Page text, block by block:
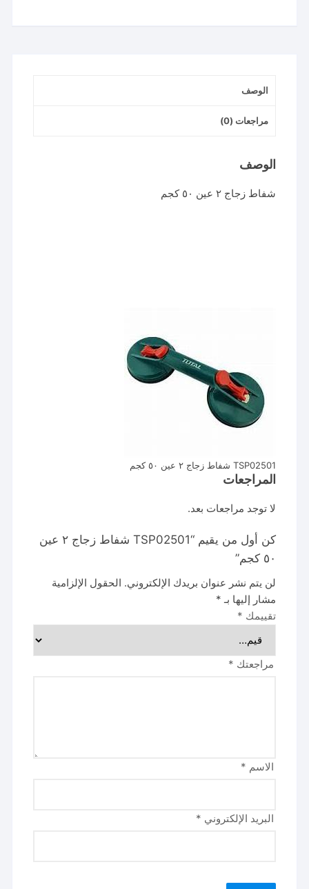
الوصف
مراجعات (0)
الوصف
شفاط زجاج ٢ عين ٥٠ كجم
TSP02501 شفاط زجاج ٢ عين ٥٠ كجم
المراجعات
لا توجد مراجعات بعد.
كن أول من يقيم “TSP02501 شفاط زجاج ٢ عين
٥٠ كجم”
لن يتم نشر عنوان بريدك الإلكتروني. الحقول الإلزامية
مشار إليها بـ *
تقييمك *
مراجعتك *
الاسم *
البريد الإلكتروني *